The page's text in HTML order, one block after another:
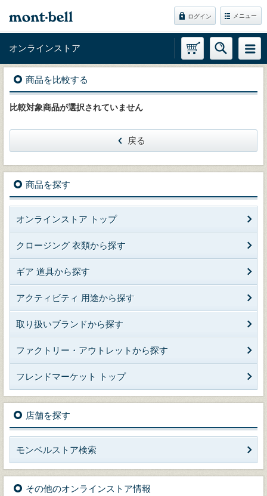
ログイン メニュー
オンラインストア
商品を比較する
比較対象商品が選択されていません
戻る
商品を探す
オンラインストア トップ
クロージング 衣類から探す
ギア 道具から探す
アクティビティ 用途から探す
取り扱いブランドから探す
ファクトリー・アウトレットから探す
フレンドマーケット トップ
店舗を探す
モンベルストア検索
その他のオンラインストア情報